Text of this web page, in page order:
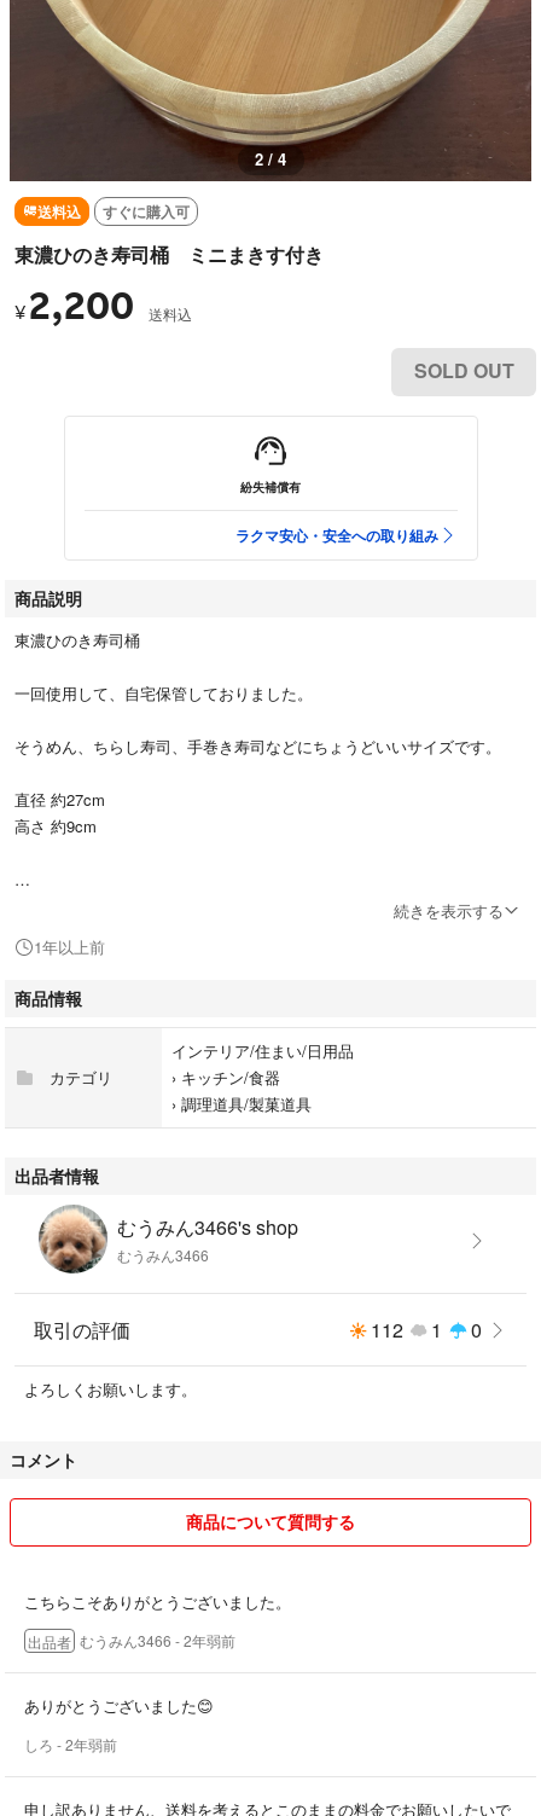
2 / 4
送料込 すぐに購入可
東濃ひのき寿司桶 ミニまきす付き
¥ 2,200 送料込
SOLD OUT
紛失補償有
ラクマ安心・安全への取り組み
商品説明
東濃ひのき寿司桶
一回使用して、自宅保管しておりました。
そうめん、ちらし寿司、手巻き寿司などにちょうどいいサイズです。
直径 約27cm
高さ 約9cm
続きを表示する
1年以上前
商品情報
カテゴリ
インテリア/住まい/日用品
› キッチン/食器
› 調理道具/製菓道具
出品者情報
むうみん3466's shop
むうみん3466
取引の評価 112 1 0
よろしくお願いします。
コメント
商品について質問する
こちらこそありがとうございました。
出品者 むうみん3466 - 2年弱前
ありがとうございました😊
しろ - 2年弱前
申し訳ありません、送料を考えるとこのままの料金でお願いしたいで